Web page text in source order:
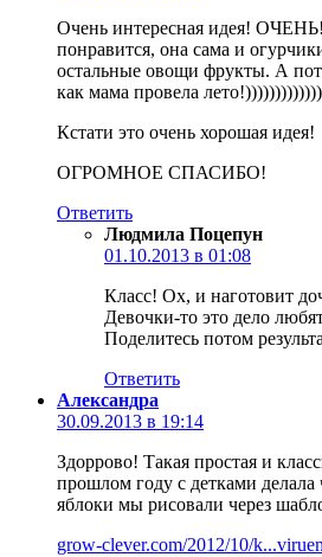
Очень интересная идея!
понравится, она сама и
остальные овощи фрукты. А
как мама провела лето!)))))))))))))
Кстати это очень хорошая идея!
ОГРОМНОЕ СПАСИБО!
Ответить
Людмила Поцепун
01.10.2013 в 01:08
Класс! Ох, и наготовит
Девочки-то это дело
Поделитесь потом
Ответить
Александра
30.09.2013 в 19:14
Здоррово! Такая простая и
прошлом году с детками делала
яблоки мы рисовали через
grow-clever.com/2012/10/